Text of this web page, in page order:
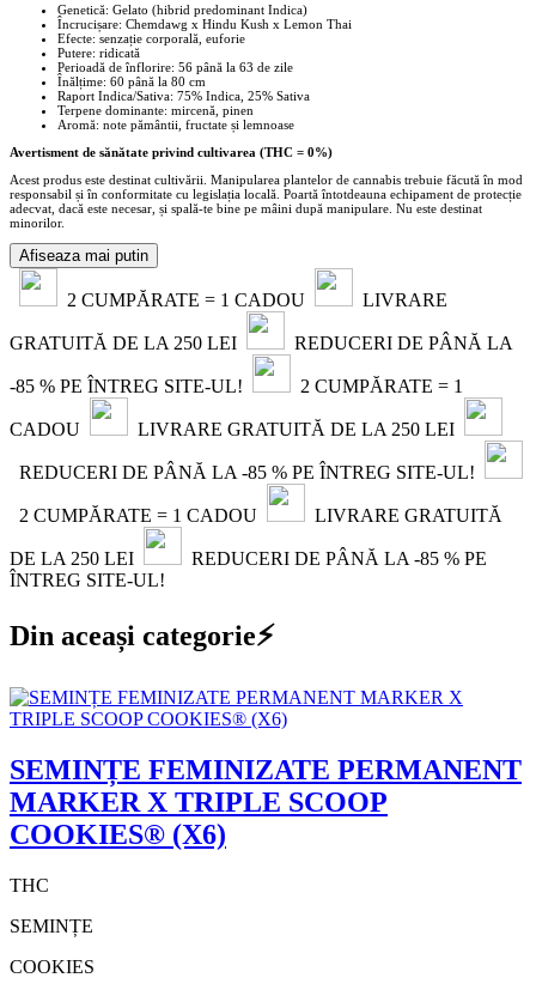
Genetică: Gelato (hibrid predominant Indica)
Încrucișare: Chemdawg x Hindu Kush x Lemon Thai
Efecte: senzație corporală, euforie
Putere: ridicată
Perioadă de înflorire: 56 până la 63 de zile
Înălțime: 60 până la 80 cm
Raport Indica/Sativa: 75% Indica, 25% Sativa
Terpene dominante: mircenă, pinen
Aromă: note pământii, fructate și lemnoase
Avertisment de sănătate privind cultivarea (THC = 0%)
Acest produs este destinat cultivării. Manipularea plantelor de cannabis trebuie făcută în mod
responsabil și în conformitate cu legislația locală. Poartă întotdeauna echipament de protecție
adecvat, dacă este necesar, și spală-te bine pe mâini după manipulare. Nu este destinat
minorilor.
Afiseaza mai putin
2 CUMPĂRATE = 1 CADOU LIVRARE
GRATUITĂ DE LA 250 LEI REDUCERI DE PÂNĂ LA
-85 % PE ÎNTREG SITE-UL! 2 CUMPĂRATE = 1
CADOU LIVRARE GRATUITĂ DE LA 250 LEI
REDUCERI DE PÂNĂ LA -85 % PE ÎNTREG SITE-UL!
2 CUMPĂRATE = 1 CADOU LIVRARE GRATUITĂ
DE LA 250 LEI
REDUCERI DE PÂNĂ LA -85 % PE
ÎNTREG SITE-UL!
Din aceași categorie⚡
SEMINȚE FEMINIZATE PERMANENT
MARKER X TRIPLE SCOOP
COOKIES® (X6)
THC
SEMINȚE
COOKIES